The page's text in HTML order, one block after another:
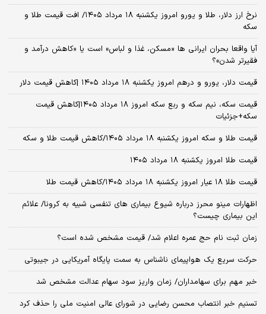
نرخ ارز دلار، طلا و یورو امروز یکشنبه ۱۸ مرداد ۱۴۰۵/ افت قیمت طلا و
سکه
آیا واقعا بحران ایرانی ها «مسکن، غذا و لباس» است یا «کاهش درآمد و
فقیرتر شدن»؟
قیمت دلار، یورو و درهم امروز یکشنبه ۱۸ مرداد ۱۴۰۵ |کاهش قیمت دلار
قیمت سکه، نیم سکه و ربع سکه امروز ۱۸ مرداد ۱۴۰۵|کاهش قیمت
سکه+جزئیات
قیمت طلا و سکه امروز یکشنبه ۱۸ مرداد ۱۴۰۵/کاهش قیمت طلا و سکه
قیمت طلا امروز یکشنبه ۱۸ مرداد ۱۴۰۵
قیمت طلا ۱۸ عیار امروز یکشنبه ۱۸ مرداد ۱۴۰۵/کاهش قیمت طلا
اظهارات مینو محرز درباره شیوع بیماری‌ های تنفسی شبیه به کرونا/ علائم
این بیماری چیست؟
زمان ثبت‌ نام حج عمره اعلام شد/ قیمت مشخص شده است؟
حرکت سریع یک هواپیمای ناشناس به سمت پایگاه آمریکایی در جیبوتی
خبر مهم برای سهامداران/ زمان واریز سود سهام عدالت مشخص شد
تسنیم خبر انتصاب محسن رضایی در شورای عالی امنیت ملی را حذف کرد